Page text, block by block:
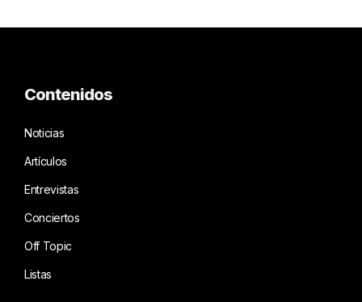
Contenidos
Noticias
Artículos
Entrevistas
Conciertos
Off Topic
Listas